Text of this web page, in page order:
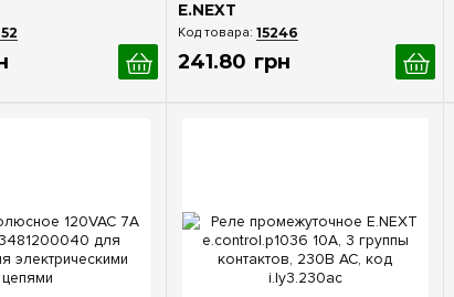
i.ly4n.230ac
E.NEXT
15246
241.80 грн